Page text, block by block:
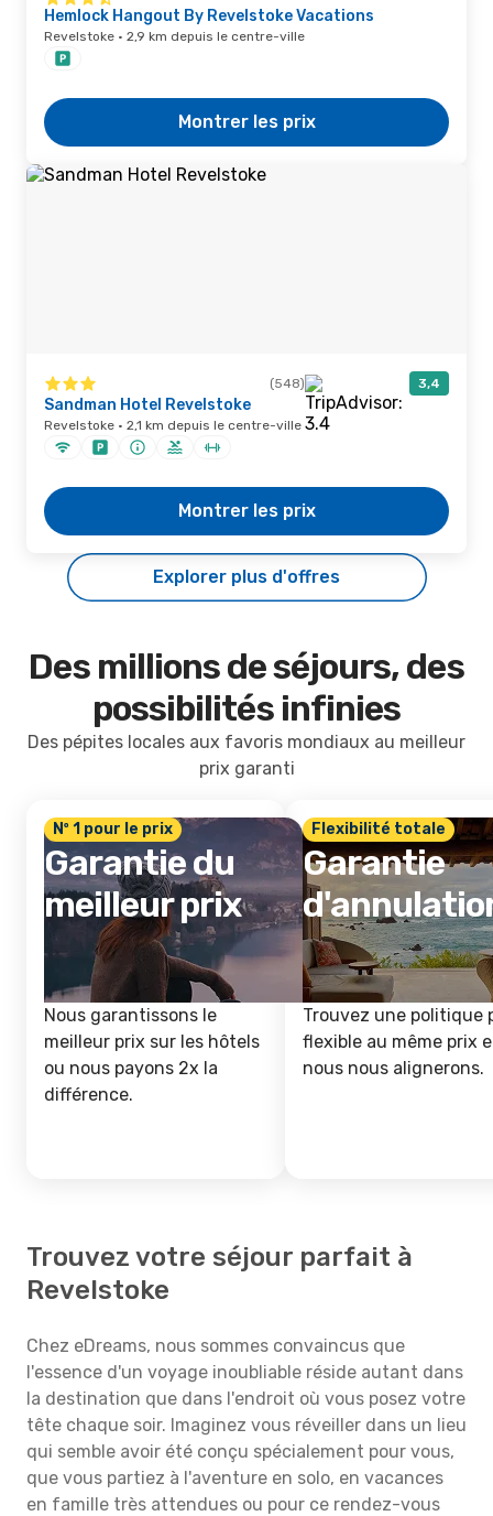
Hemlock Hangout By Revelstoke Vacations
Revelstoke · 2,9 km depuis le centre-ville
Montrer les prix
(548) 3,4
Sandman Hotel Revelstoke
Revelstoke · 2,1 km depuis le centre-ville
Montrer les prix
Explorer plus d'offres
Des millions de séjours, des
possibilités infinies
Des pépites locales aux favoris mondiaux au meilleur
prix garanti
Nº 1 pour le prix
Garantie du
meilleur prix
Nous garantissons le
meilleur prix sur les hôtels
ou nous payons 2x la
différence.
Flexibilité totale
Garantie
Trouvez une politique
flexible au même prix
nous nous alignerons.
Trouvez votre séjour parfait à
Revelstoke
Chez eDreams, nous sommes convaincus que
l'essence d'un voyage inoubliable réside autant dans
la destination que dans l'endroit où vous posez votre
tête chaque soir. Imaginez vous réveiller dans un lieu
qui semble avoir été conçu spécialement pour vous,
que vous partiez à l'aventure en solo, en vacances
en famille très attendues ou pour ce rendez-vous